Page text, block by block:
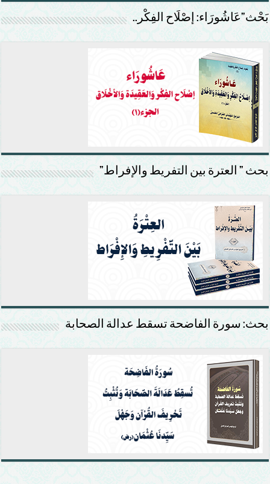
بَحْث”عَاشُورَاء: إصْلَاح الفِكْر..
بحث ” العترة بين التفريط والإفراط”
بحث: سورة الفاضحة تسقط عدالة الصحابة